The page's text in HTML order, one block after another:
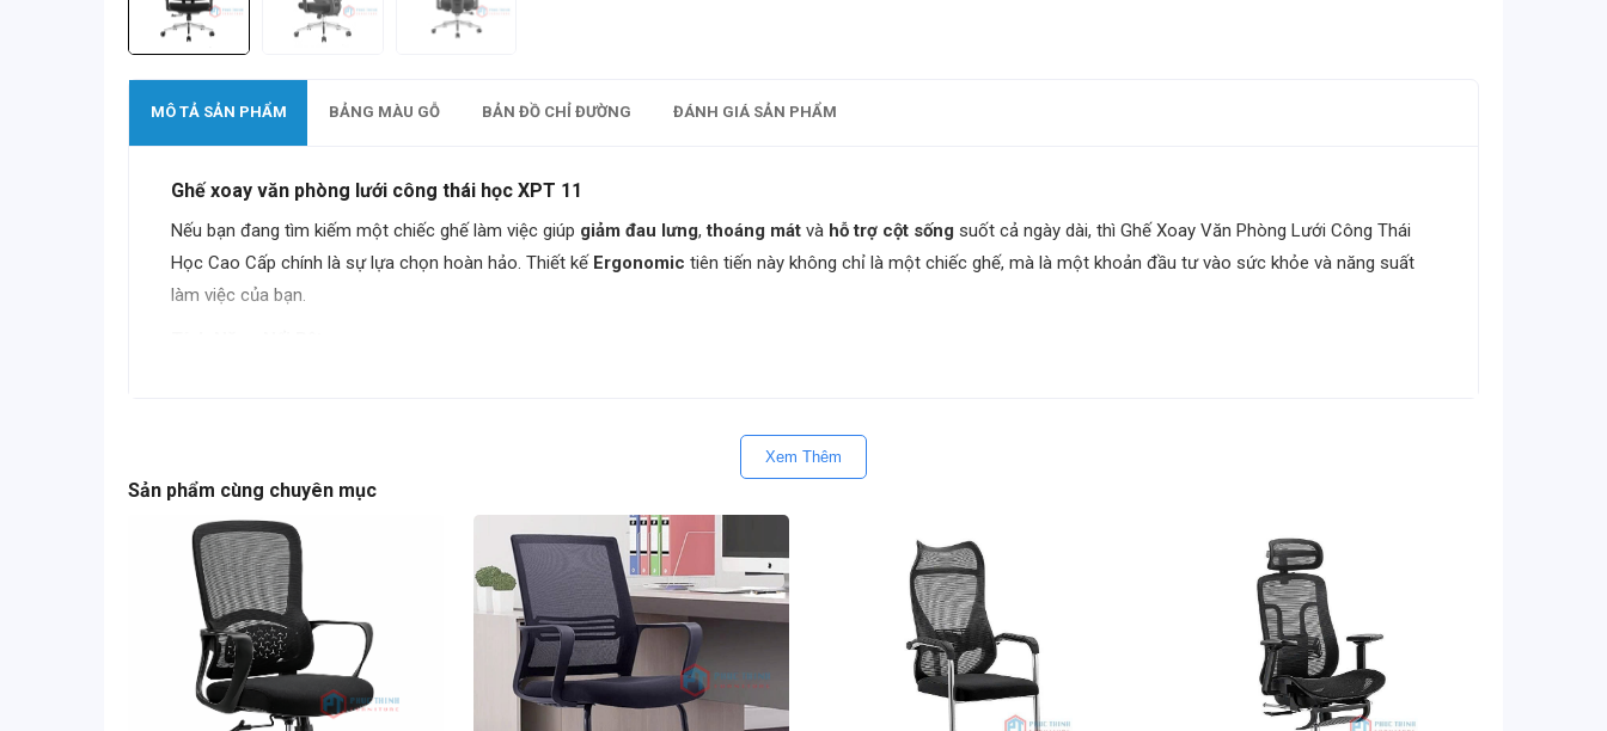
MÔ TẢ SẢN PHẨM BẢNG MÀU GỖ BẢN ĐỒ CHỈ ĐƯỜNG ĐÁNH GIÁ SẢN PHẨM
Ghế xoay văn phòng lưới công thái học XPT 11
Nếu bạn đang tìm kiếm một chiếc ghế làm việc giúp giảm đau lưng,thoáng mát và hỗ trợ cột sống suốt cả ngày dài, thì Ghế Xoay Văn Phòng Lưới Công Thái
Học Cao Cấp chính là sự lựa chọn hoàn hảo. Thiết kế Ergonomic tiên tiến này không chỉ là một chiếc ghế, mà là một khoản đầu tư vào sức khỏe và năng suất
làm việc của bạn.
Thiết kế đường cong ôm sát cơ thể, đặc biệt là vùng
sống ở tư thế tự nhiên nhất.
Tựa Đầu 3D Linh Hoạt: Tựa đầu điều chỉnh đa chiều(lên/xuống, góc nghiêng) giúp nâng đỡ cổ và vai, giảm căng thẳng khi nghỉ ngơi hoặc ngả lưng.
Chức Năng Ngả Lưng & Khóa Góc: Ghế có khả năng ngả lưng sâuvà khóa ở nhiều vị trí, biến chiếc ghế làm việc thành nơi thư giãn lý tưởng.
Tay Vịn Điều Chỉnh:Tay vịn có thể nâng hạhoặc xoay, phù hợp với mọi độ cao bàn làm việc và tư thế ngồi khác nhau.
Chân Ghế Hợp Kim Bạc Cao Cấp: Chân sao mạ chrome bền bỉ, chịu lực tốt, kết hợp với bánh xe PU chống ồn, dễ dàng di chuyển.
Xem Thêm
Sản phẩm cùng chuyên mục